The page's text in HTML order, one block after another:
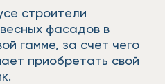
строители
фасадов в
гамме, за счет чего
приобретать свой